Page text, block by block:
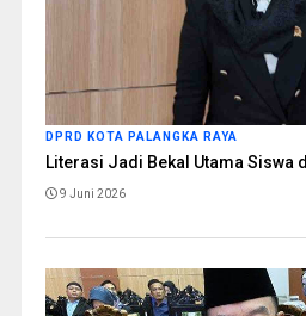
DPRD KOTA PALANGKA RAYA
Literasi Jadi Bekal Utama Siswa
9 Juni 2026